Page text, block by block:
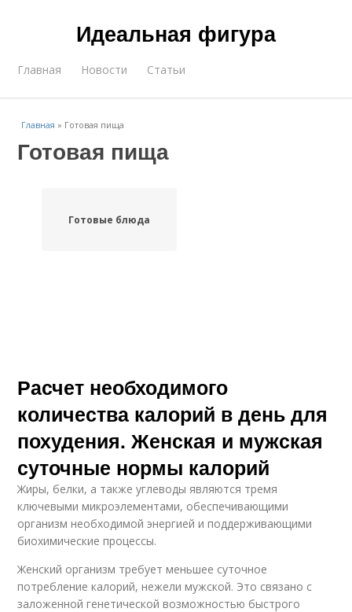
Идеальная фигура
Главная Новости Статьи
Главная » Готовая пища
Готовая пища
Готовые блюда
Расчет необходимого
количества калорий в день для
похудения. Женская и мужская
суточные нормы калорий
Жиры, белки, а также углеводы являются тремя
ключевыми микроэлементами, обеспечивающими
организм необходимой энергией и поддерживающими
биохимические процессы.
Женский организм требует меньшее суточное
потребление калорий, нежели мужской. Это связано с
заложенной генетической возможностью быстрого